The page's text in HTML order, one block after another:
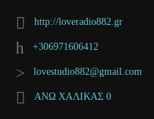
http://loveradio882.gr
+306971606412
lovestudio882@gmail.com
ΑΝΩ ΧΑΛΙΚΑΣ 0